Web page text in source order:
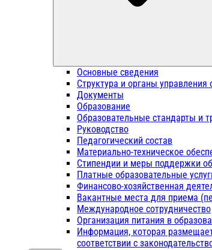
Основные сведения
Структура и органы управления
Документы
Образование
Образовательные стандарты и
Руководство
Педагогический состав
Материально-техническое
Стипендии и меры поддержки
Платные образовательные
Финансово-хозяйственная
Вакантные места для приема
Международное сотрудничество
Организация питания в
Информация, которая
соответствии с